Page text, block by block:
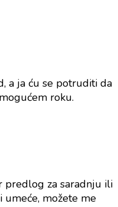
a ja ću se potruditi da
roku.
predlog za saradnju ili
umeće, možete me